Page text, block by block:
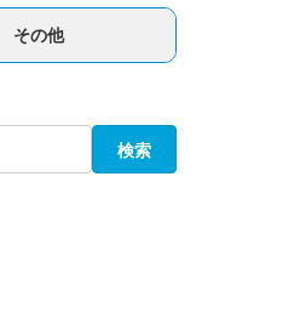
その他
検索